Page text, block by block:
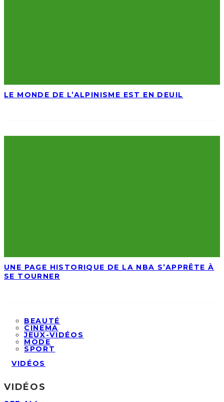
LE MONDE DE L’ALPINISME EST EN DEUIL
UNE PAGE HISTORIQUE DE LA NBA S’APPRÊTE À
SE TOURNER
BEAUTÉ
CINEMA
JEUX-VIDÉOS
MODE
SPORT
VIDÉOS
VIDÉOS